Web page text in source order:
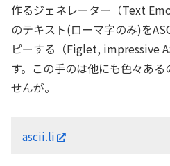
作るジェネレーター（Text
のテキスト(ローマ字のみ)を
ピーする（Figlet, impressive
す。この手のは他にも色々あ
せんが。
ascii.li